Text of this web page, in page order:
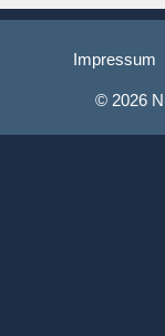
Impressum
© 2026